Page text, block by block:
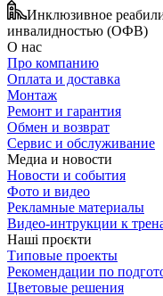
Инклюзивное
инвалидностью (ОФВ)
О нас
Про компанию
Оплата и доставка
Монтаж
Ремонт и гарантия
Обмен и возврат
Сервис и обслуживание
Медиа и новости
Новости и события
Фото и видео
Рекламные материалы
Видео-интрукции к
Наші проєкти
Типовые проекты
Рекомендации по
Цветовые решения